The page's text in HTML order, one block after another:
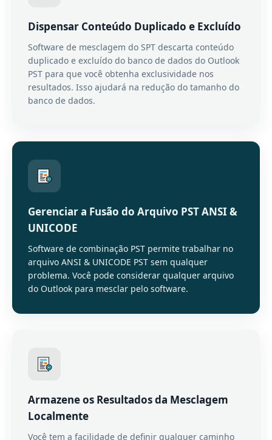
Dispensar Conteúdo Duplicado e Excluído
Software de mesclagem do SPT descarta conteúdo
duplicado e excluído do banco de dados do Outlook
PST para que você obtenha exclusividade nos
resultados. Isso ajudará na redução do tamanho do
banco de dados.
Gerenciar a Fusão do Arquivo PST ANSI &
UNICODE
Software de combinação PST permite trabalhar no
arquivo ANSI & UNICODE PST sem qualquer
problema. Você pode considerar qualquer arquivo
do Outlook para mesclar pelo software.
Armazene os Resultados da Mesclagem
Localmente
Você tem a facilidade de definir qualquer caminho